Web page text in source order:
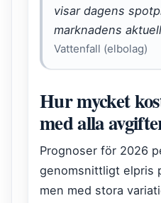
visar dagens
marknadens
Vattenfall (elbolag)
Hur mycket
med alla
Prognoser för 2026
genomsnittligt elpris
men med stora